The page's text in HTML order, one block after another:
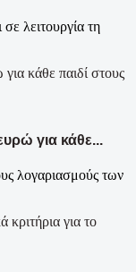
λειτουργία τη
για κάθε...
λογαριασμούς των